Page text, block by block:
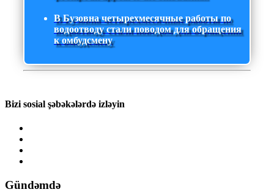
В Бузовна четырехмесячные работы по
водоотводу стали поводом для обращения
к омбудсмену
Bizi sosial şəbəkələrdə izləyin
Gündəmdə